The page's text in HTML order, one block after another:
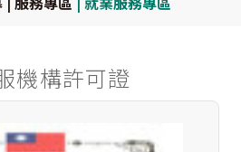
機構許可證